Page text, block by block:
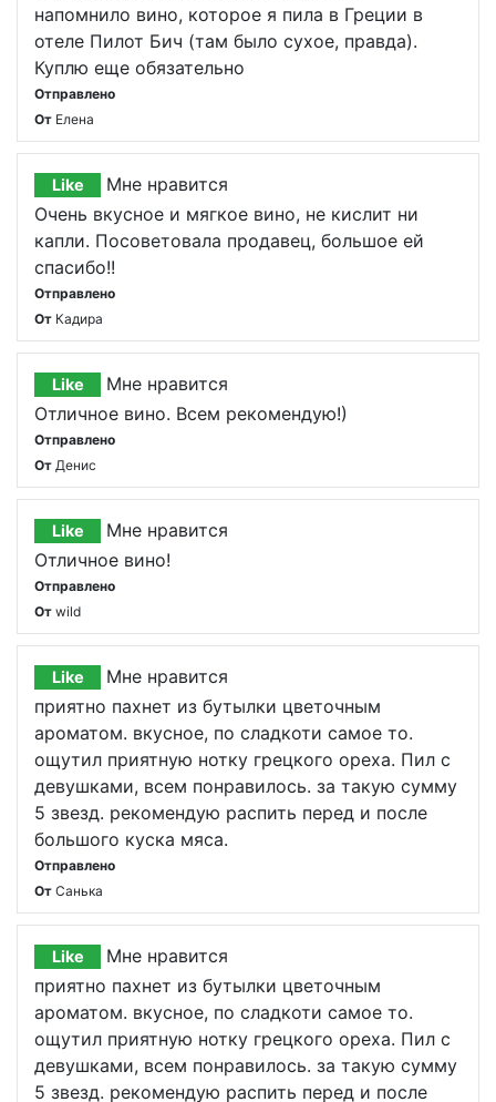
напомнило вино, которое я пила в Греции в
отеле Пилот Бич (там было сухое, правда).
Куплю еще обязательно
Отправлено
От Елена
Like
Мне нравится
Очень вкусное и мягкое вино, не кислит ни
капли. Посоветовала продавец, большое ей
спасибо!!
Отправлено
От Кадира
Like
Мне нравится
Отличное вино. Всем рекомендую!)
Отправлено
От Денис
Like
Мне нравится
Отличное вино!
Отправлено
От wild
Like
Мне нравится
приятно пахнет из бутылки цветочным
ароматом. вкусное, по сладкоти самое то.
ощутил приятную нотку грецкого ореха. Пил с
девушками, всем понравилось. за такую сумму
5 звезд. рекомендую распить перед и после
большого куска мяса.
Отправлено
От Санька
Like
Мне нравится
приятно пахнет из бутылки цветочным
ароматом. вкусное, по сладкоти самое то.
ощутил приятную нотку грецкого ореха. Пил с
девушками, всем понравилось. за такую сумму
5 звезд. рекомендую распить перед и после